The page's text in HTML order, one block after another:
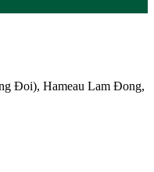
Đoi), Hameau Lam Đong,